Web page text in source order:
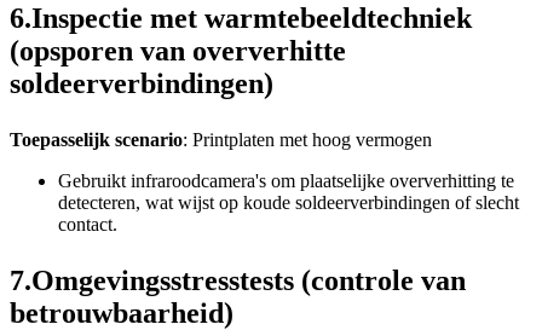
6.Inspectie met warmtebeeldtechniek
(opsporen van oververhitte
soldeerverbindingen)
Toepasselijk scenario: Printplaten met hoog vermogen
Gebruikt infraroodcamera's om plaatselijke oververhitting te
detecteren, wat wijst op koude soldeerverbindingen of slecht
contact.
7.Omgevingsstresstests (controle van
betrouwbaarheid)